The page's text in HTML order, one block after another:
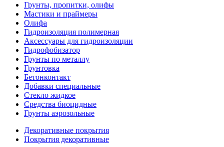
Грунты, пропитки, олифы
Мастики и праймеры
Олифа
Гидроизоляция полимерная
Аксессуары для гидроизоляции
Гидрофобизатор
Грунты по металлу
Грунтовка
Бетонконтакт
Добавки специальные
Стекло жидкое
Средства биоцидные
Грунты аэрозольные
Декоративные покрытия
Покрытия декоративные